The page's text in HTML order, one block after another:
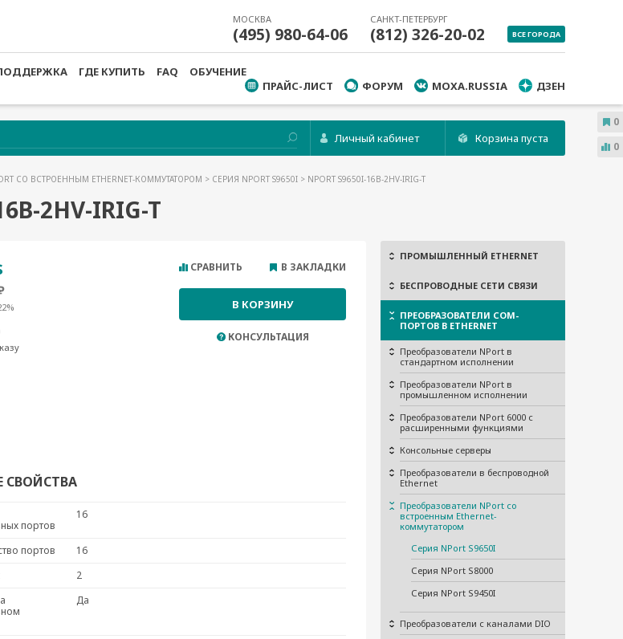
МОСКВА
(495) 980-64-06
САНКТ-ПЕТЕРБУРГ
(812) 326-20-02 ВСЕ ГОРОДА
ГДЕ КУПИТЬ FAQ
ОБУЧЕНИЕ
ПРАЙС-ЛИСТ
ФОРУМ MOXA.RUSSIA ДЗЕН
Личный кабинет Корзина пуста
СО ВСТРОЕННЫМ ETHERNET-КОММУТАТОРОМ > СЕРИЯ NPORT S9650I > NPORT S9650I-16B-2HV-IRIG-T
2HV-IRIG-T
ПРОМЫШЛЕННЫЙ ETHERNET
БЕСПРОВОДНЫЕ СЕТИ СВЯЗИ
ПРЕОБРАЗОВАТЕЛИ COM-
ПОРТОВ В ETHERNET
Преобразователи NPort в
стандартном исполнении
Преобразователи NPort в
промышленном исполнении
Преобразователи NPort 6000 с
расширенными функциями
Консольные серверы
Преобразователи в беспроводной
Ethernet
Преобразователи NPort со
встроенным Ethernet-
коммутатором
Серия NPort S9650I
Серия NPort S8000
Серия NPort S9450I
Преобразователи с каналами DIO
СРАВНИТЬ В ЗАКЛАДКИ
В КОРЗИНУ
КОНСУЛЬТАЦИЯ
СВОЙСТВА
портов
16
портов
16
2
Да
0
0